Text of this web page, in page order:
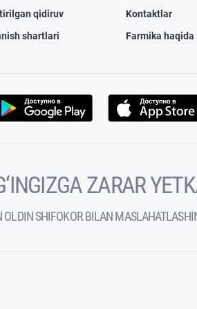
qidiruv
shartlari
Kontaktlar
Farmika haqida
ZARAR
OLDIN SHIFOKOR BILAN